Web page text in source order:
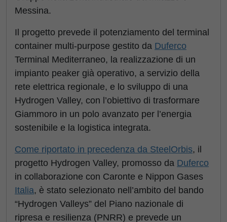
Messina.
Il progetto prevede il potenziamento del terminal
container multi-purpose gestito da Duferco
Terminal Mediterraneo, la realizzazione di un
impianto peaker già operativo, a servizio della
rete elettrica regionale, e lo sviluppo di una
Hydrogen Valley, con l’obiettivo di trasformare
Giammoro in un polo avanzato per l’energia
sostenibile e la logistica integrata.
Come riportato in precedenza da SteelOrbis, il
progetto Hydrogen Valley, promosso da Duferco
in collaborazione con Caronte e Nippon Gases
Italia, è stato selezionato nell’ambito del bando
“Hydrogen Valleys” del Piano nazionale di
ripresa e resilienza (PNRR) e prevede un